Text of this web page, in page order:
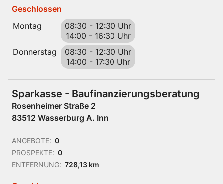
Geschlossen
Montag
08:30 - 12:30 Uhr
14:00 - 16:30 Uhr
Donnerstag
08:30 - 12:30 Uhr
14:00 - 17:30 Uhr
Sparkasse - Baufinanzierungsberatung
Rosenheimer Straße 2
83512 Wasserburg A. Inn
ANGEBOTE: 0
PROSPEKTE: 0
ENTFERNUNG: 728,13 km